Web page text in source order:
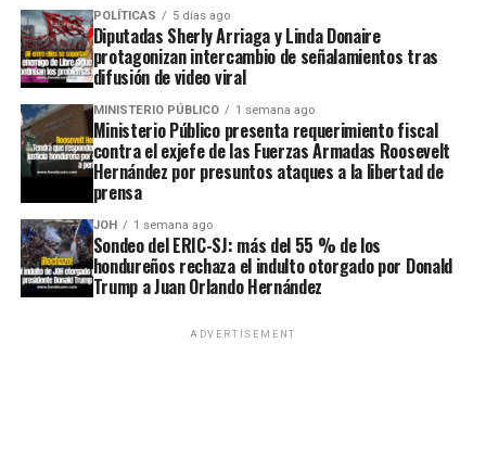
POLÍTICAS 5 días ago
Diputadas Sherly Arriaga y Linda Donaire
protagonizan intercambio de señalamientos tras
difusión de video viral
MINISTERIO PÚBLICO 1 semana ago
Ministerio Público presenta requerimiento fiscal
contra el exjefe de las Fuerzas Armadas Roosevelt
Hernández por presuntos ataques a la libertad de
prensa
JOH 1 semana ago
Sondeo del ERIC-SJ: más del 55 % de los
hondureños rechaza el indulto otorgado por Donald
Trump a Juan Orlando Hernández
ADVERTISEMENT